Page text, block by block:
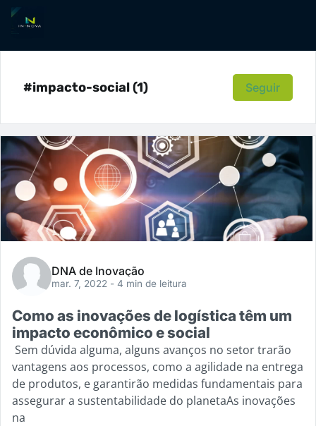
#impacto-social (1) Seguir
DNA de Inovação
mar. 7, 2022 - 4 min de leitura
Como as inovações de logística têm um
impacto econômico e social
Sem dúvida alguma, alguns avanços no setor trarão
vantagens aos processos, como a agilidade na entrega
de produtos, e garantirão medidas fundamentais para
assegurar a sustentabilidade do planetaAs inovações
na